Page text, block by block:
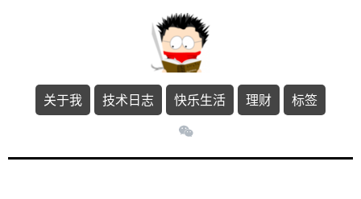
关于我 技术日志 快乐生活 理财 标签